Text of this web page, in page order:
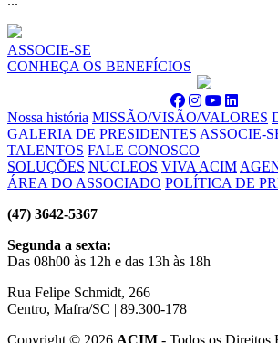
ASSOCIE-SE
CONHEÇA OS BENEFÍCIOS
Nossa história MISSÃO/VISÃO/VALORES
GALERIA DE PRESIDENTES ASSOCIE-
TALENTOS FALE CONOSCO
SOLUÇÕES NUCLEOS VIVA ACIM
ÁREA DO ASSOCIADO POLÍTICA DE
(47) 3642-5367
Segunda a sexta:
Das 08h00 às 12h e das 13h às 18h
Rua Felipe Schmidt, 266
Centro, Mafra/SC | 89.300-178
Copyright © 2026 ACIM - Todos os Direitos